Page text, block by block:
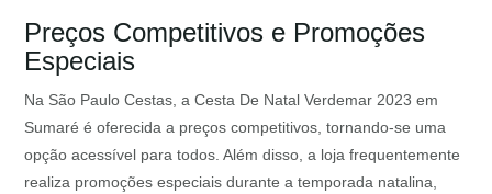
Preços Competitivos e Promoções
Especiais
Na São Paulo Cestas, a Cesta De Natal Verdemar 2023 em
Sumaré é oferecida a preços competitivos, tornando-se uma
opção acessível para todos. Além disso, a loja frequentemente
realiza promoções especiais durante a temporada natalina,